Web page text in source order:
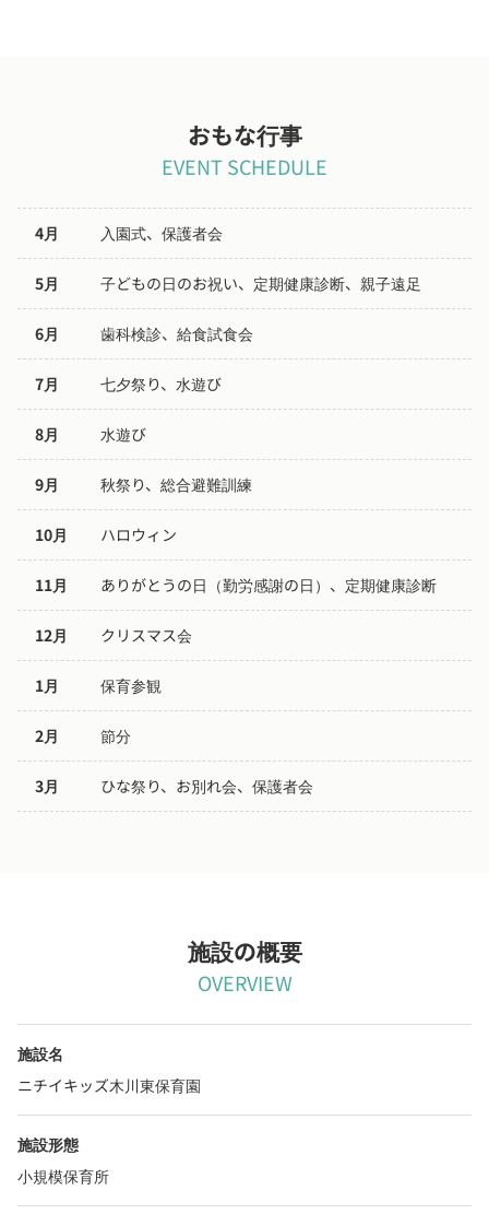
おもな行事
EVENT SCHEDULE
4月 入園式、保護者会
5月 子どもの日のお祝い、定期健康診断、親子遠足
6月 歯科検診、給食試食会
7月 七夕祭り、水遊び
8月 水遊び
9月 秋祭り、総合避難訓練
10月 ハロウィン
11月 ありがとうの日（勤労感謝の日）、定期健康診断
12月 クリスマス会
1月 保育参観
2月 節分
3月 ひな祭り、お別れ会、保護者会
施設の概要
OVERVIEW
施設名
ニチイキッズ木川東保育園
施設形態
小規模保育所